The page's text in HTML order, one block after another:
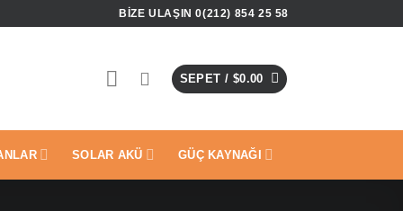
BIZE ULAŞIN 0(212) 854 25 58
SEPET / $0.00
SOLAR AKÜ GÜÇ KAYNAĞI